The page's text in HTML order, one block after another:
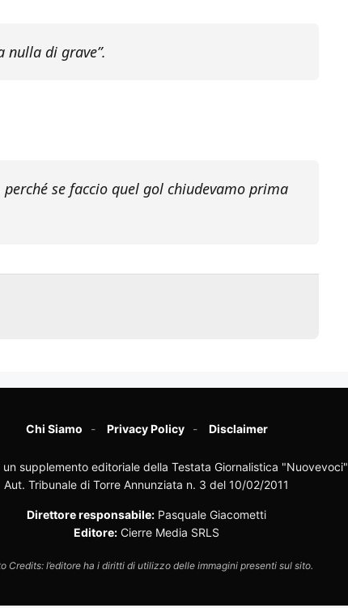
nulla di grave”.
se faccio quel gol chiudevamo prima
Chi Siamo Privacy Policy Disclaimer
un supplemento editoriale della Testata Giornalistica "Nuovevoci"
Aut. Tribunale di Torre Annunziata n. 3 del 10/02/2011
Direttore responsabile: Pasquale Giacometti
Editore: Cierre Media SRLS
Credits: l’editore ha i diritti di utilizzo delle immagini presenti sul sito.